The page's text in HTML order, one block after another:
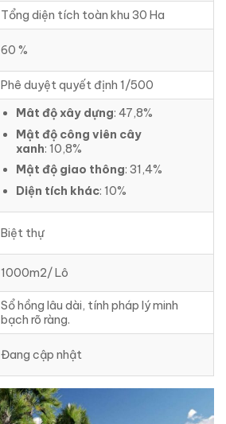
Tổng diện tích toàn khu 30 Ha
60 %
Phê duyệt quyết định 1/500
Mât độ xây dựng: 47,8%
Mật độ công viên cây
xanh: 10,8%
Mật độ giao thông: 31,4%
Diện tích khác: 10%
Biệt thự
1000m2/ Lô
Sổ hồng lâu dài, tính pháp lý minh
bạch rõ ràng.
Đang cập nhật